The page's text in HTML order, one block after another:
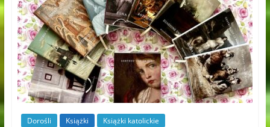
Dorośli Książki Książki katolickie